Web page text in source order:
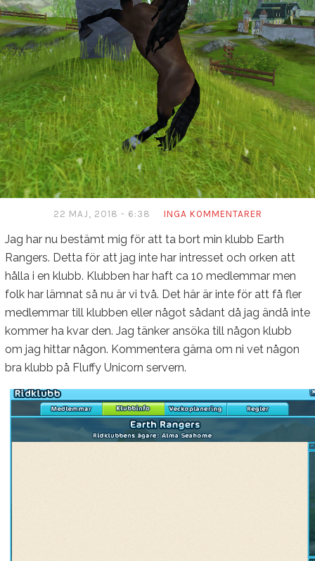
22 MAJ, 2018 - 6:38 INGA KOMMENTARER
Jag har nu bestämt mig för att ta bort min klubb Earth
Rangers. Detta för att jag inte har intresset och orken att
hålla i en klubb. Klubben har haft ca 10 medlemmar men
folk har lämnat så nu är vi två. Det här är inte för att få fler
medlemmar till klubben eller något sådant då jag ändå inte
kommer ha kvar den. Jag tänker ansöka till någon klubb
om jag hittar någon. Kommentera gärna om ni vet någon
bra klubb på Fluffy Unicorn servern.